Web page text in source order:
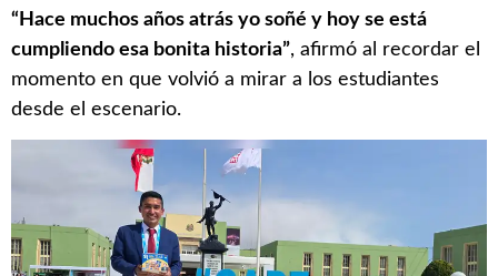
“Hace muchos años atrás yo soñé y hoy se está
cumpliendo esa bonita historia”, afirmó al recordar el
momento en que volvió a mirar a los estudiantes
desde el escenario.